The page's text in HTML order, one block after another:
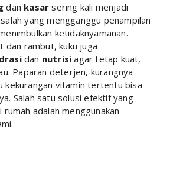
dan kasar sering kali menjadi
yang mengganggu penampilan
ketidaknyamanan.
dan rambut, kuku juga
dan nutrisi agar tetap kuat,
Paparan deterjen, kurangnya
kekurangan vitamin tertentu bisa
Salah satu solusi efektif yang
rumah adalah menggunakan